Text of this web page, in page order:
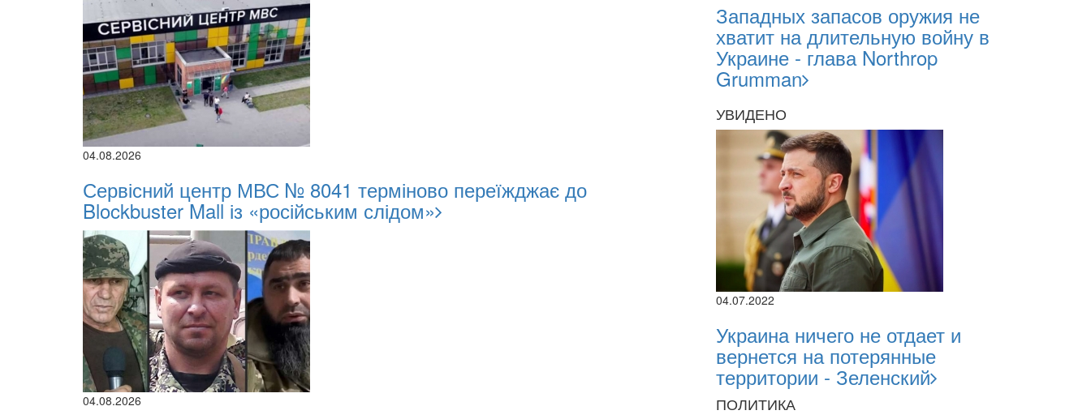
04.08.2026
Сервісний центр МВС № 8041 терміново переїжджає до
Blockbuster Mall із «російським слідом»
04.08.2026
Западных запасов оружия не
хватит на длительную войну в
Украине - глава Northrop
Grumman
УВИДЕНО
04.07.2022
Украина ничего не отдает и
вернется на потерянные
территории - Зеленский
ПОЛИТИКА